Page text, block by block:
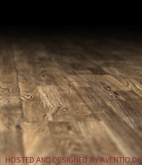
HOSTED AND DESIGNED BY AVENTIO.DK